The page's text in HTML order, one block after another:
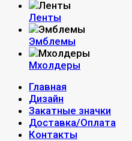
Ленты
Эмблемы
Мхолдеры
Главная
Дизайн
Закатные значки
Доставка/Оплата
Контакты